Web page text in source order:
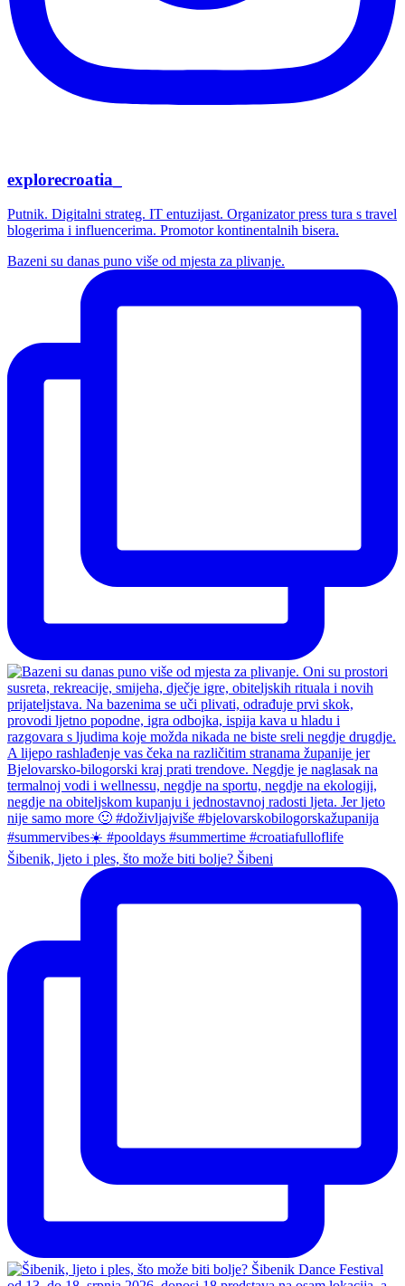
explorecroatia_
Putnik. Digitalni strateg. IT entuzijast. Organizator press tura s travel
blogerima i influencerima. Promotor kontinentalnih bisera.
Bazeni su danas puno više od mjesta za plivanje.
Šibenik, ljeto i ples, što može biti bolje? Šibeni